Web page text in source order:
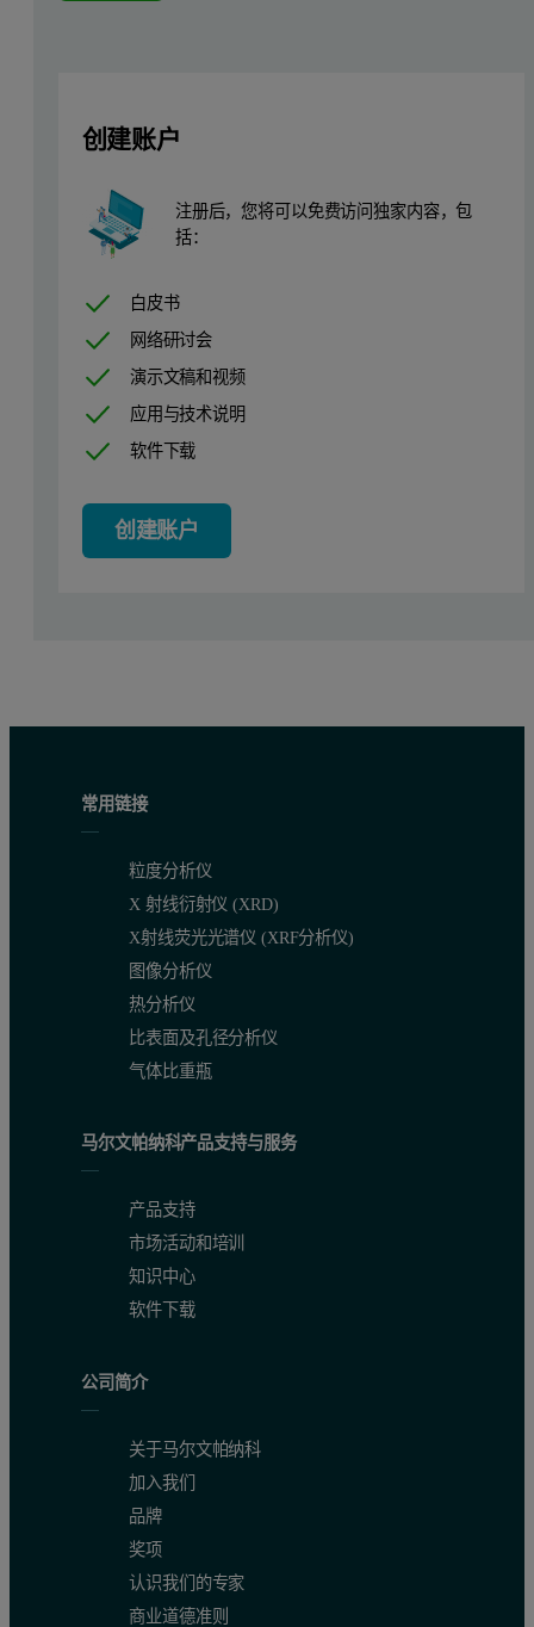
创建账户
注册后，您将可以免费访问独家内容，包
括：
白皮书
网络研讨会
演示文稿和视频
应用与技术说明
软件下载
创建账户
常用链接
粒度分析仪
X 射线衍射仪 (XRD)
X射线荧光光谱仪 (XRF分析仪)
图像分析仪
热分析仪
比表面及孔径分析仪
气体比重瓶
马尔文帕纳科产品支持与服务
产品支持
市场活动和培训
知识中心
软件下载
公司简介
关于马尔文帕纳科
加入我们
品牌
奖项
认识我们的专家
商业道德准则